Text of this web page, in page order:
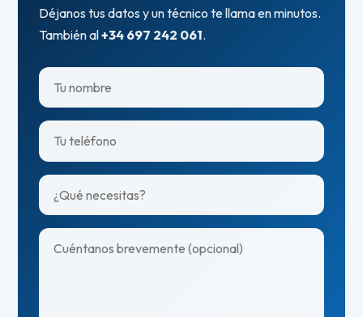
Déjanos tus datos y un técnico te llama en minutos.
También al+34 697 242 061.